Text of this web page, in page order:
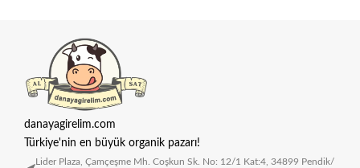
danayagirelim.com
Türkiye'nin en büyük organik pazarı!
Lider Plaza, Çamçeşme Mh. Coşkun Sk. No: 12/1 Kat:4, 34899 Pendik/